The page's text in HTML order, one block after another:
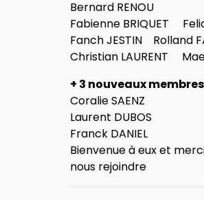
Bernard RENOU
Fabienne BRIQUET
Fanch JESTIN Rolland
Christian LAURENT
+ 3 nouveaux
Coralie SAENZ
Laurent DUBOS
Franck DANIEL
Bienvenue à eux et
nous rejoindre